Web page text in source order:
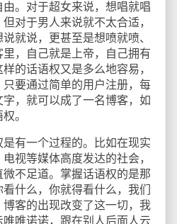
。对于超女来说，想唱就唱
对于男人来说就不太合适，
就说，更甚至是想喷就喷、
，自己就是上帝，自己拥有
的话语权又是多么地容易，
要通过简单的用户注册，每
，就可以成了一名博客，如
。
有一个过程的。比如在现实
视等媒体高度发达的社会，
不足道。掌握话语权的是那
什么，你就得看什么，我们
客的出现改变了这一切，我
唯诺诺，跟在别人后面人云